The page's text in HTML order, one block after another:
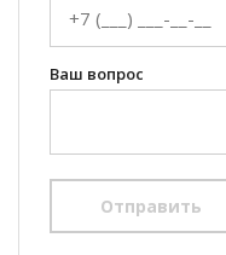
Ваш вопрос
Отправить